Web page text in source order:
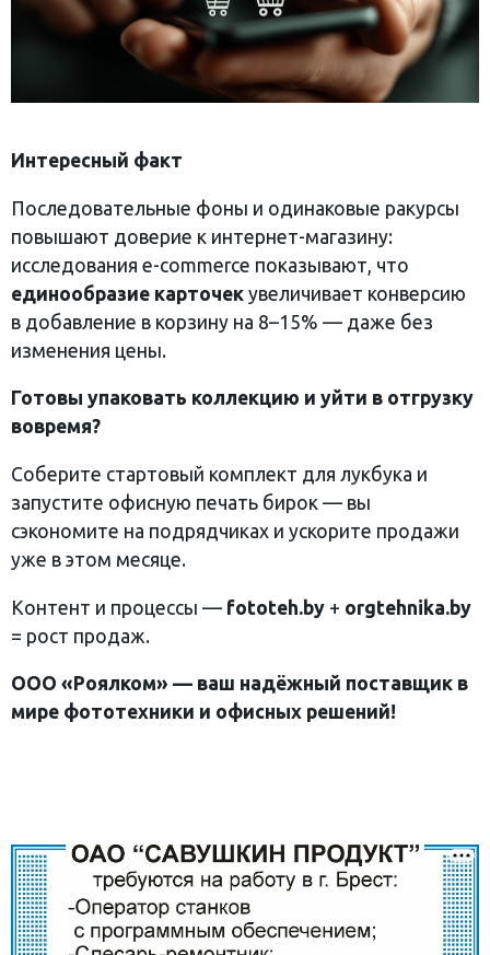
Интересный факт
Последовательные фоны и одинаковые ракурсы
повышают доверие к интернет-магазину:
исследования e-commerce показывают, что
единообразие карточек увеличивает конверсию
в добавление в корзину на 8–15% — даже без
изменения цены.
Готовы упаковать коллекцию и уйти в отгрузку
вовремя?
Соберите стартовый комплект для лукбука и
запустите офисную печать бирок — вы
сэкономите на подрядчиках и ускорите продажи
уже в этом месяце.
Контент и процессы — fototeh.by + orgtehnika.by
= рост продаж.
ООО «Роялком» — ваш надёжный поставщик в
мире фототехники и офисных решений!